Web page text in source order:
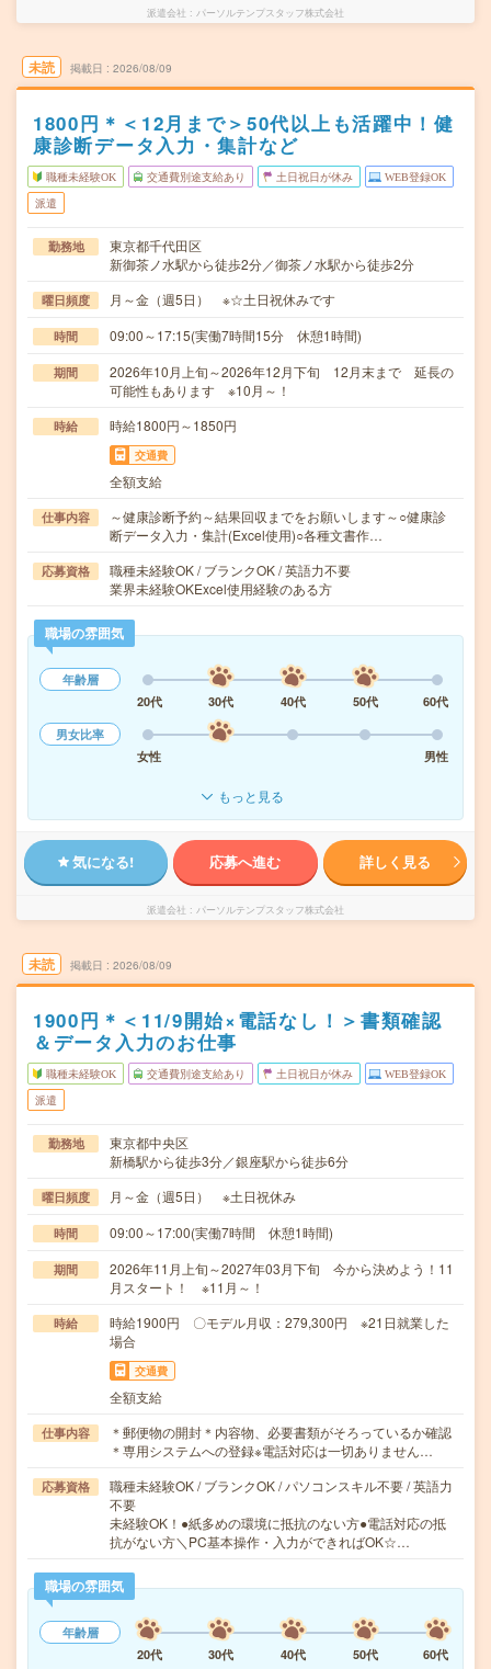
派遣会社 パーソルテンプスタッフ株式会社
未読 掲載日 2026/08/09
1800円＊＜12月まで＞50代以上も活躍中！健
康診断データ入力・集計など
職種未経験OK 交通費別途支給あり 土日祝日が休み WEB登録OK
派遣
勤務地
東京都千代田区
新御茶ノ水駅から徒歩2分／御茶ノ水駅から徒歩2分
曜日頻度 月～金（週5日） ※☆土日祝休みです
時間 09:00～17:15(実働7時間15分 休憩1時間)
期間
2026年10月上旬～2026年12月下旬 12月末まで 延長の
可能性もあります ※10月～！
時給 時給1800円～1850円
交通費
全額支給
仕事内容
～健康診断予約～結果回収までをお願いします～○健康診
断データ入力・集計(Excel使用)○各種文書作…
応募資格
職種未経験OK / ブランクOK / 英語力不要
業界未経験OKExcel使用経験のある方
職場の雰囲気
年齢層
20代
30代 40代 50代
60代
男女比率
女性
男性
もっと見る
気になる! 応募へ進む 詳しく見る
派遣会社 パーソルテンプスタッフ株式会社
未読 掲載日 2026/08/09
1900円＊＜11/9開始×電話なし！＞書類確認
＆データ入力のお仕事
職種未経験OK 交通費別途支給あり 土日祝日が休み WEB登録OK
派遣
勤務地
東京都中央区
新橋駅から徒歩3分／銀座駅から徒歩6分
曜日頻度 月～金（週5日） ※土日祝休み
時間 09:00～17:00(実働7時間 休憩1時間)
期間
2026年11月上旬～2027年03月下旬 今から決めよう！11
月スタート！ ※11月～！
時給
時給1900円 〇モデル月収：279,300円 ※21日就業した
場合
交通費
全額支給
仕事内容
＊郵便物の開封＊内容物、必要書類がそろっているか確認
＊専用システムへの登録※電話対応は一切ありません…
応募資格
職種未経験OK / ブランクOK / パソコンスキル不要 / 英語力
不要
未経験OK！●紙多めの環境に抵抗のない方●電話対応の抵
抗がない方＼PC基本操作・入力ができればOK☆…
職場の雰囲気
年齢層
20代
30代 40代 50代
60代